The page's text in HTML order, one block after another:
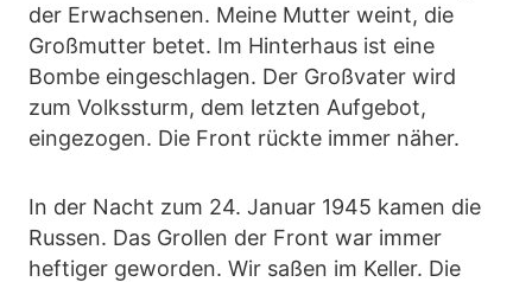
der Erwachsenen. Meine Mutter weint, die
Großmutter betet. Im Hinterhaus ist eine
Bombe eingeschlagen. Der Großvater wird
zum Volkssturm, dem letzten Aufgebot,
eingezogen. Die Front rückte immer näher.
In der Nacht zum 24. Januar 1945 kamen die
Russen. Das Grollen der Front war immer
heftiger geworden. Wir saßen im Keller. Die